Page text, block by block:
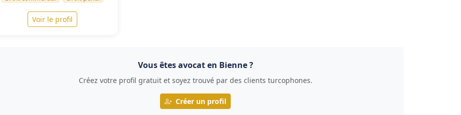
Voir le profil
Vous êtes avocat en Bienne ?
Créez votre profil gratuit et soyez trouvé par des clients turcophones.
Créer un profil